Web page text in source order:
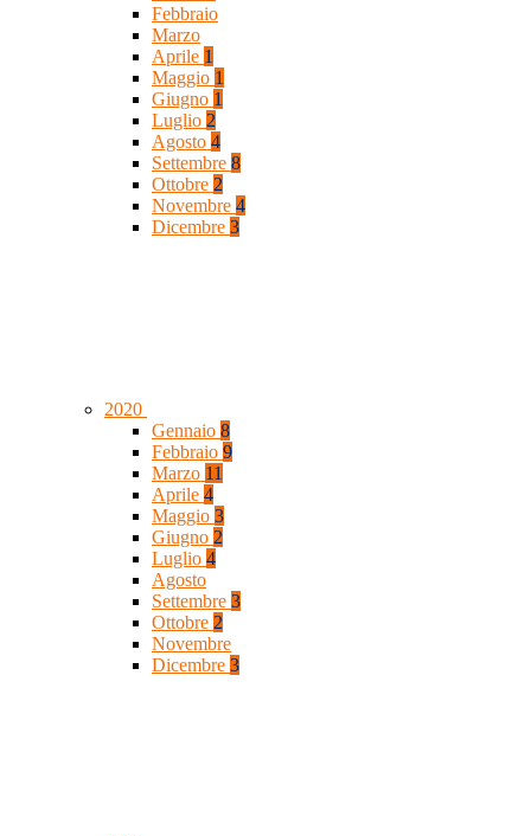
Febbraio
Marzo
Aprile 1
Maggio 1
Giugno 1
Luglio 2
Agosto 4
Settembre 8
Ottobre 2
Novembre 4
Dicembre 3
2020
Gennaio 8
Febbraio 9
Marzo 11
Aprile 4
Maggio 3
Giugno 2
Luglio 4
Agosto
Settembre 3
Ottobre 2
Novembre
Dicembre 3